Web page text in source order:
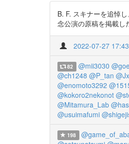
B. F. スキナーを追悼
念公演の原稿を掲載し
2022-07-27
82 @mii3030
@ch1248 @P_tan
@enomoto3292
@kokoro2nekonot
@Mitamura_Lab
@usuimafumi
198